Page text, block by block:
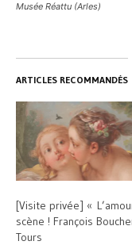
Musée Réattu (Arles)
ARTICLES RECOMMANDÉS
[Visite privée] «
scène ! François
Tours